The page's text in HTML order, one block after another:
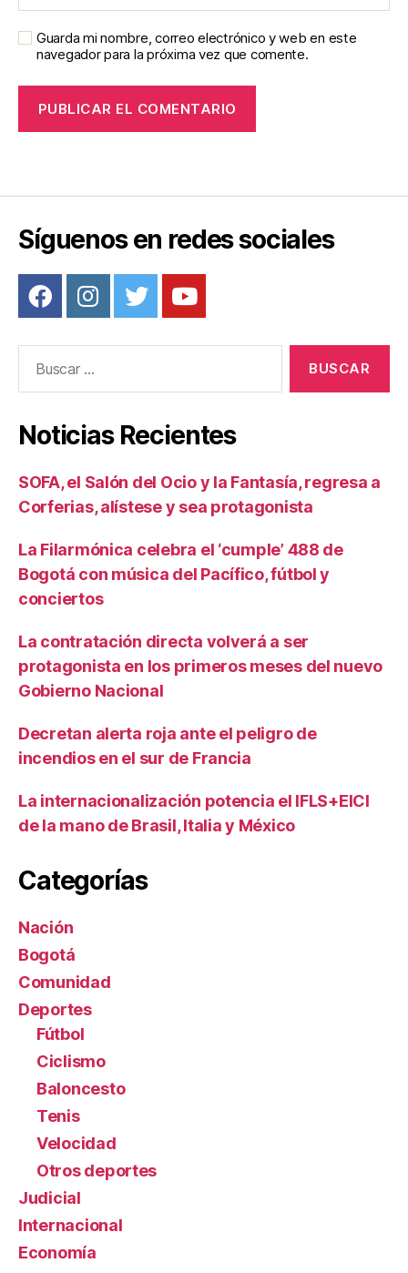
Guarda mi nombre, correo electrónico y web en este
navegador para la próxima vez que comente.
Síguenos en redes sociales
Noticias Recientes
SOFA, el Salón del Ocio y la Fantasía, regresa a
Corferias, alístese y sea protagonista
La Filarmónica celebra el ‘cumple’ 488 de
Bogotá con música del Pacífico, fútbol y
conciertos
La contratación directa volverá a ser
protagonista en los primeros meses del nuevo
Gobierno Nacional
Decretan alerta roja ante el peligro de
incendios en el sur de Francia
La internacionalización potencia el IFLS+EICI
de la mano de Brasil, Italia y México
Categorías
Nación
Bogotá
Comunidad
Deportes
Fútbol
Ciclismo
Baloncesto
Tenis
Velocidad
Otros deportes
Judicial
Internacional
Economía